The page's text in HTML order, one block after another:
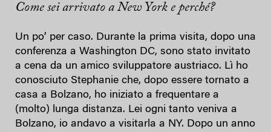
Come sei arrivato a New York e perché?
Un po’ per caso. Durante la prima visita, dopo una
conferenza a Washington DC, sono stato invitato
a cena da un amico sviluppatore austriaco. Lì ho
conosciuto Stephanie che, dopo essere tornato a
casa a Bolzano, ho iniziato a frequentare a
(molto) lunga distanza. Lei ogni tanto veniva a
Bolzano, io andavo a visitarla a NY. Dopo un anno